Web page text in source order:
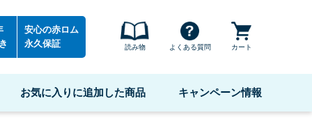
安心の赤ロム
永久保証
読み物 よくある質問 カート
お気に入りに追加した商品 キャンペーン情報